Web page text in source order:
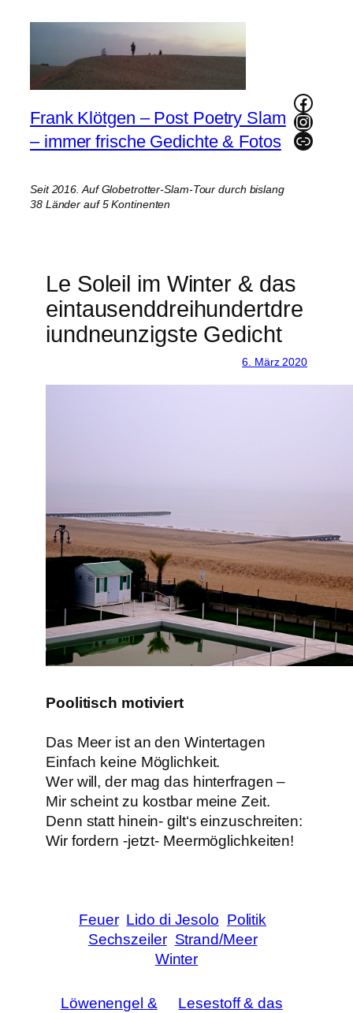
Frank Klötgen – Post Poetry Slam
– immer frische Gedichte & Fotos
Seit 2016. Auf Globetrotter-Slam-Tour durch bislang
38 Länder auf 5 Kontinenten
Link
Le Soleil im Winter & das
eintausenddreihundertdre
iundneunzigste Gedicht
6. März 2020
Poolitisch motiviert
Das Meer ist an den Wintertagen
Einfach keine Möglichkeit.
Wer will, der mag das hinterfragen –
Mir scheint zu kostbar meine Zeit.
Denn statt hinein- gilt‘s einzuschreiten:
Wir fordern -jetzt- Meermöglichkeiten!
Feuer Lido di Jesolo Politik
Sechszeiler Strand/Meer
Winter
Löwenengel &
Lesestoff & das